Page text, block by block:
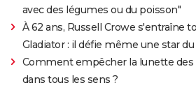
avec des légumes ou du poisson"
À 62 ans, Russell Crowe s'entraîne
Gladiator : il défie même une star
Comment empêcher la lunette des
dans tous les sens ?